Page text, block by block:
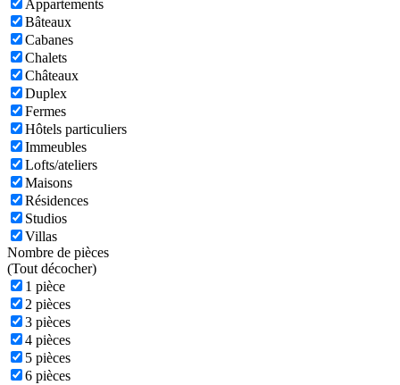
Appartements
Bâteaux
Cabanes
Chalets
Châteaux
Duplex
Fermes
Hôtels particuliers
Immeubles
Lofts/ateliers
Maisons
Résidences
Studios
Villas
Nombre de pièces
(Tout décocher)
1 pièce
2 pièces
3 pièces
4 pièces
5 pièces
6 pièces